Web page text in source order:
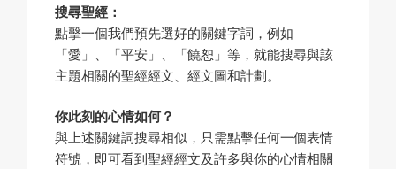
搜尋聖經：
點擊一個我們預先選好的關鍵字詞，例如
「愛」、「平安」、「饒恕」等，就能搜尋與該
主題相關的聖經經文、經文圖和計劃。
你此刻的心情如何？
與上述關鍵詞搜尋相似，只需點擊任何一個表情
符號，即可看到聖經經文及許多與你的心情相關